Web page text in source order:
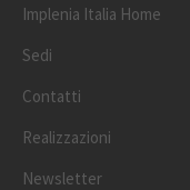
Implenia Italia Home
Sedi
Contatti
Realizzazioni
Newsletter